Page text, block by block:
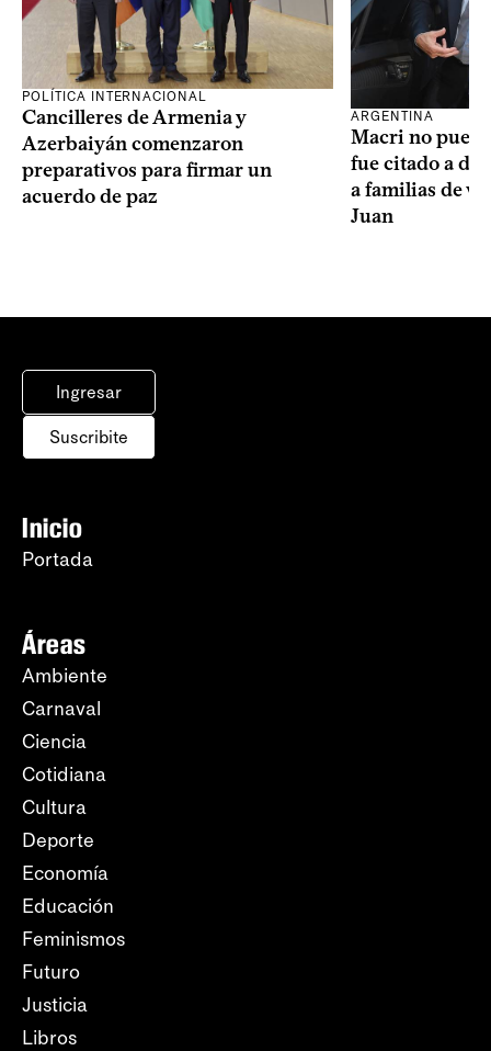
POLÍTICA INTERNACIONAL
Cancilleres de Armenia y
Azerbaiyán comenzaron
preparativos para firmar un
acuerdo de paz
ARGENTINA
Macri no
fue citado a
a familias de
Juan
Ingresar
Suscribite
Inicio
Portada
Áreas
Ambiente
Carnaval
Ciencia
Cotidiana
Cultura
Deporte
Economía
Educación
Feminismos
Futuro
Justicia
Libros